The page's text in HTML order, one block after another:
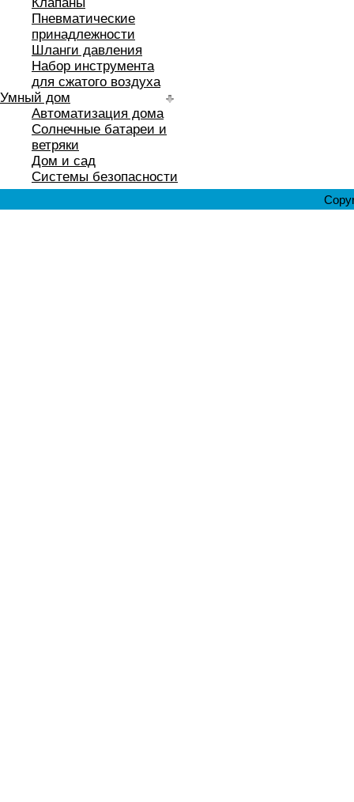
Пневматические
принадлежности
Шланги давления
Набор инструмента
для сжатого воздуха
Умный дом
Автоматизация дома
Солнечные батареи и
ветряки
Дом и сад
Системы безопасности